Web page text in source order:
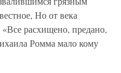
Но от века
расхищено, предано,
Ромма мало кому